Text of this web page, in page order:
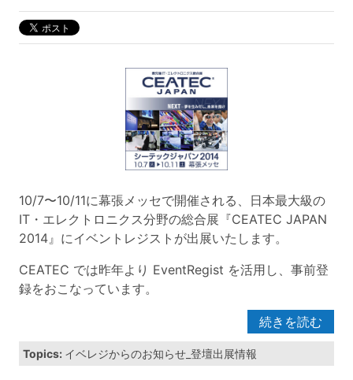
10/7〜10/11に幕張メッセで開催される、日本最大級の
IT・エレクトロニクス分野の総合展『CEATEC JAPAN
2014』にイベントレジストが出展いたします。
CEATEC では昨年より EventRegist を活用し、事前登
録をおこなっています。
続きを読む
Topics: イベレジからのお知らせ_登壇出展情報